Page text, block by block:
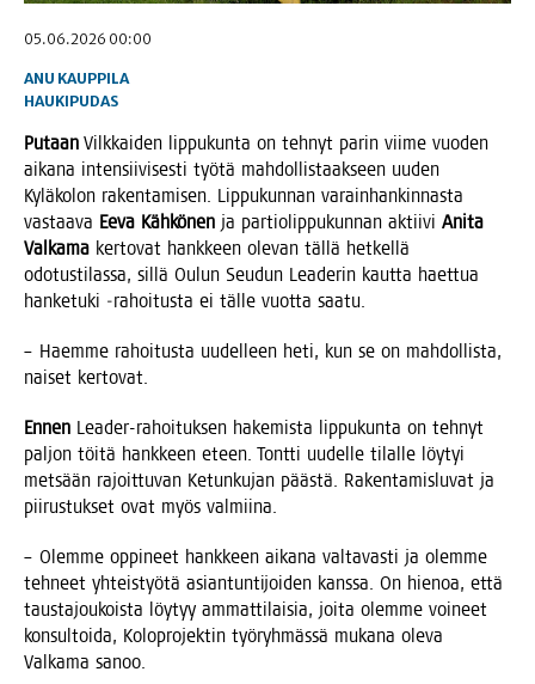
05.06.2026 00:00
ANU KAUPPILA
HAUKIPUDAS
Putaan Vilk­kai­den lip­pu­kun­ta on teh­nyt parin vii­me vuo­den
aika­na inten­sii­vi­ses­ti työ­tä mah­dol­lis­taak­seen uuden
Kylä­ko­lon raken­ta­mi­sen. Lip­pu­kun­nan varain­han­kin­nas­ta
vas­taa­va Eeva Käh­kö­nen ja par­tio­lip­pu­kun­nan aktii­vi Ani­ta
Val­ka­ma ker­to­vat hank­keen ole­van täl­lä het­kel­lä
odo­tus­ti­las­sa, sil­lä Oulun Seu­dun Lea­de­rin kaut­ta haet­tua
han­ke­tu­ki ‑rahoi­tus­ta ei täl­le vuot­ta saatu.
– Haem­me rahoi­tus­ta uudel­leen heti, kun se on mah­dol­lis­ta,
nai­set kertovat.
Ennen Lea­der-rahoi­tuk­sen hake­mis­ta lip­pu­kun­ta on teh­nyt
pal­jon töi­tä hank­keen eteen. Tont­ti uudel­le tilal­le löy­tyi
met­sään rajoit­tu­van Ketun­ku­jan pääs­tä. Raken­ta­mis­lu­vat ja
pii­rus­tuk­set ovat myös valmiina.
– Olem­me oppi­neet hank­keen aika­na val­ta­vas­ti ja olem­me
teh­neet yhteis­työ­tä asian­tun­ti­joi­den kans­sa. On hie­noa, että
taus­ta­jou­kois­ta löy­tyy ammat­ti­lai­sia, joi­ta olem­me voi­neet
kon­sul­toi­da, Kolo­pro­jek­tin työ­ryh­mäs­sä muka­na ole­va
Val­ka­ma sanoo.